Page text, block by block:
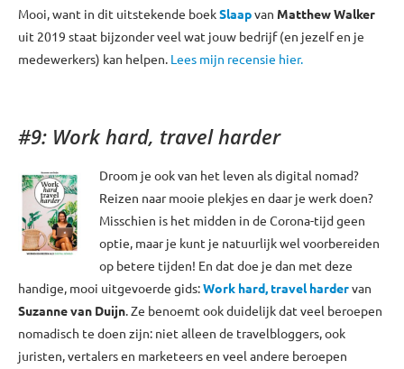
Mooi, want in dit uitstekende boekSlaapvan Matthew Walker
uit 2019 staat bijzonder veel wat jouw bedrijf (en jezelf en je
medewerkers) kan helpen. Lees mijn recensie hier.
#9: Work hard, travel harder
Droom je ook van het leven als digital nomad?
Reizen naar mooie plekjes en daar je werk doen?
Misschien is het midden in de Corona-tijd geen
optie, maar je kunt je natuurlijk wel voorbereiden
op betere tijden! En dat doe je dan met deze
handige, mooi uitgevoerde gids:Work hard, travel hardervan
Suzanne van Duijn. Ze benoemt ook duidelijk dat veel beroepen
nomadisch te doen zijn: niet alleen de travelbloggers, ook
juristen, vertalers en marketeers en veel andere beroepen